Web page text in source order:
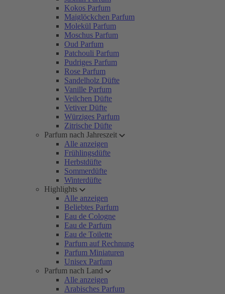
Kokos Parfum
Maiglöckchen Parfum
Molekül Parfum
Moschus Parfum
Oud Parfum
Patchouli Parfum
Pudriges Parfum
Rose Parfum
Sandelholz Düfte
Vanille Parfum
Veilchen Düfte
Vetiver Düfte
Würziges Parfum
Zitrische Düfte
Parfum nach Jahreszeit
Alle anzeigen
Frühlingsdüfte
Herbstdüfte
Sommerdüfte
Winterdüfte
Highlights
Alle anzeigen
Beliebtes Parfum
Eau de Cologne
Eau de Parfum
Eau de Toilette
Parfum auf Rechnung
Parfum Miniaturen
Unisex Parfum
Parfum nach Land
Alle anzeigen
Arabisches Parfum